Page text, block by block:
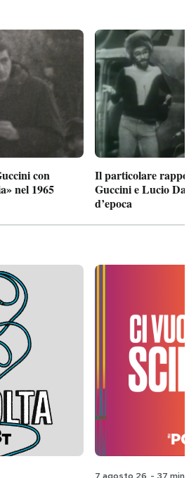
con
nel 1965
Il particolare
Guccini e Lucio
d’epoca
7 agosto 26 - 37 min